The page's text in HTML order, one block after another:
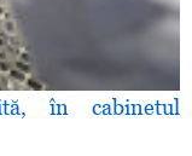
în cabinetul